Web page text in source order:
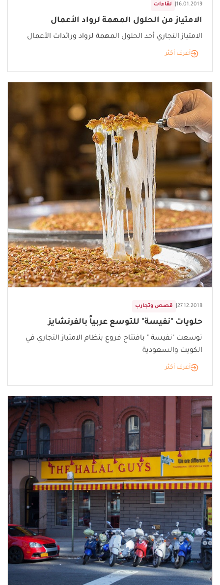
لقاءات 16.01.2019
الامتياز من الحلول المهمة لرواد الأعمال
الامتياز التجاري أحد الحلول المهمة لرواد ورائدات الأعمال
أعرف أكثر
قصص وتجارب 27.12.2018
حلويات "نفيسة" للتوسع عربياً بالفرنشايز
توسعت "نفيسة " بافتتاح فروع بنظام الامتياز التجاري في
الكويت والسعودية
أعرف أكثر